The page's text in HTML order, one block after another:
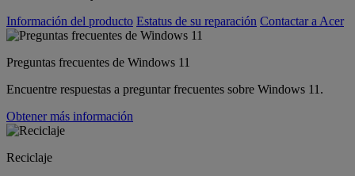
Información del producto Estatus de su reparación Contactar a Acer
Preguntas frecuentes de Windows 11
Encuentre respuestas a preguntar frecuentes sobre Windows 11.
Obtener más información
Reciclaje